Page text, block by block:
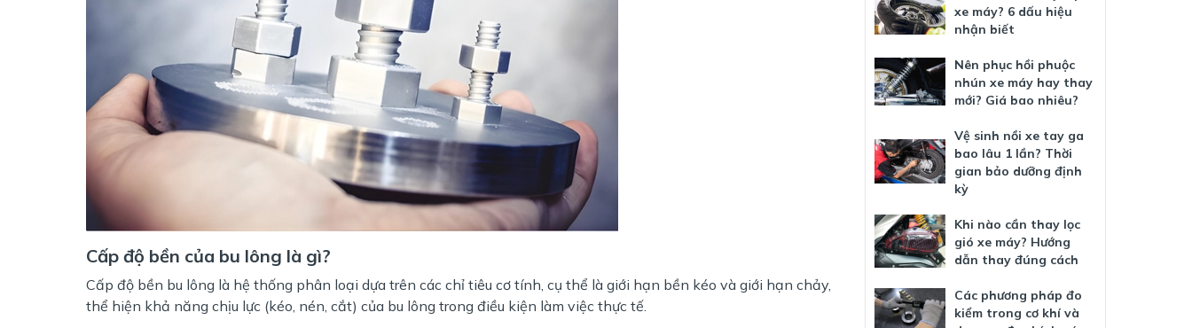
Cấp độ bền của bu lông là gì?
Cấp độ bền bu lông là hệ thống phân loại dựa trên các chỉ tiêu cơ tính, cụ thể là giới hạn bền kéo và giới hạn chảy,
thể hiện khả năng chịu lực (kéo, nén, cắt) của bu lông trong điều kiện làm việc thực tế.
xe máy? 6 dấu hiệu
nhận biết
Nên phục hồi phuộc
nhún xe máy hay thay
mới? Giá bao nhiêu?
Vệ sinh nồi xe tay ga
bao lâu 1 lần? Thời
gian bảo dưỡng định
kỳ
Khi nào cần thay lọc
gió xe máy? Hướng
dẫn thay đúng cách
Các phương pháp đo
kiểm trong cơ khí và